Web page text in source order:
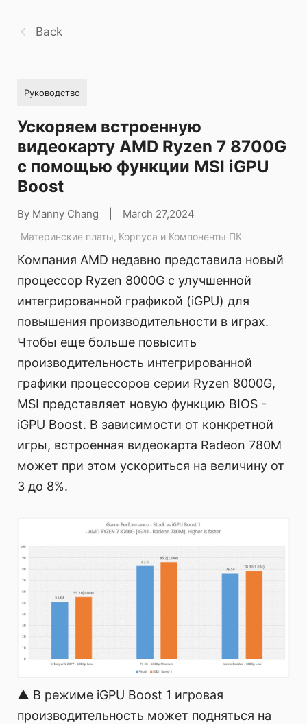
Back
Руководство
Ускоряем встроенную
видеокарту AMD Ryzen 7 8700G
с помощью функции MSI iGPU
Boost
By Manny Chang March 27,2024
Материнские платы, Корпуса и Компоненты ПК
Компания AMD недавно представила новый
процессор Ryzen 8000G с улучшенной
интегрированной графикой (iGPU) для
повышения производительности в играх.
Чтобы еще больше повысить
производительность интегрированной
графики процессоров серии Ryzen 8000G,
MSI представляет новую функцию BIOS -
iGPU Boost. В зависимости от конкретной
игры, встроенная видеокарта Radeon 780M
может при этом ускориться на величину от
3 до 8%.
▲ В режиме iGPU Boost 1 игровая
производительность может подняться на